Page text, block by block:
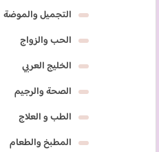
التجميل والموضة
الحب والزواج
الخليج العربي
الصحة والرجيم
الطب و العلاج
المطبخ والطعام